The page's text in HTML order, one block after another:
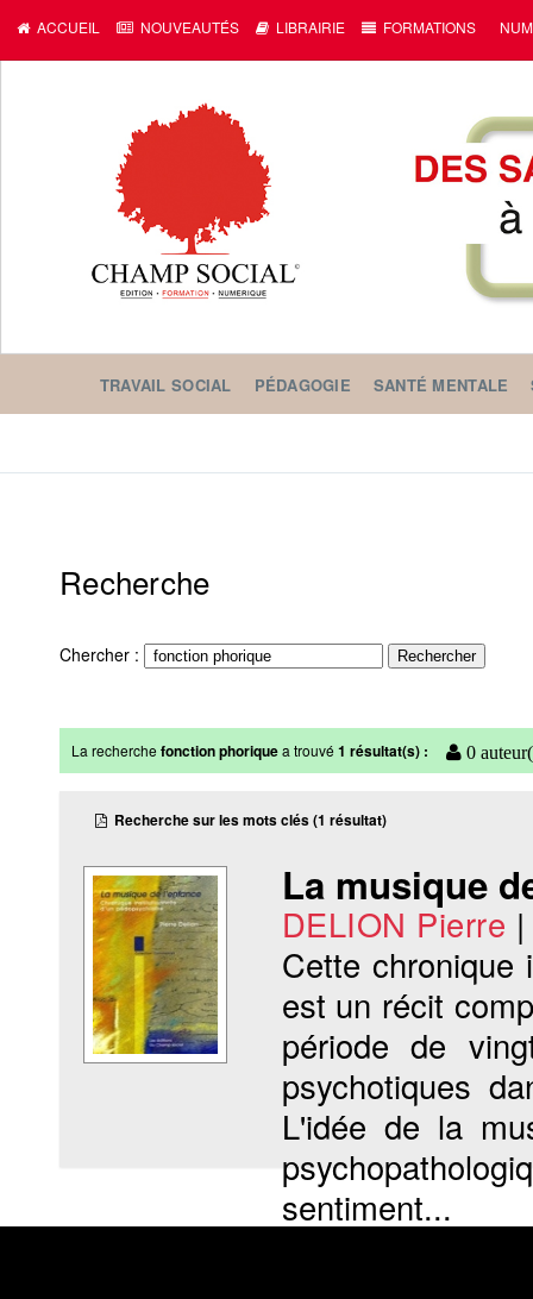
ACCUEIL NOUVEAUTÉS LIBRAIRIE FORMATIONS
TRAVAIL SOCIAL PÉDAGOGIE SANTÉ MENTALE
Recherche
Chercher :
La recherchefonction phoriquea trouvé1 résultat(s) : 0
Recherche sur les mots clés (1 résultat)
La musique
DELION Pierre |
Cette chronique
est un récit
période de
psychotiques
L'idée de la
sentiment...